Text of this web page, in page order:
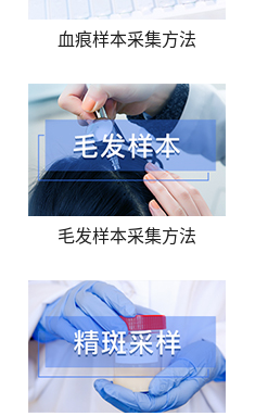
血痕样本采集方法
毛发样本采集方法